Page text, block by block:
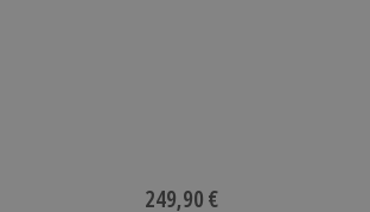
Aktueller Preis
249,90 €